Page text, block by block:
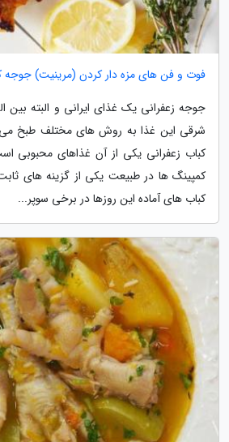
فوت و فن های مزه دار کردن (مرینیت) جوجه
جوجه زعفرانی یک غذای ایرانی و البته
شرقی این غذا به روش های مختلف طبخ می
کباب زعفرانی یکی از آن غذاهای محبوبی
کمپینگ ها در طبیعت یکی از گزینه های
کباب های آماده این روزها در برخی سوپر...